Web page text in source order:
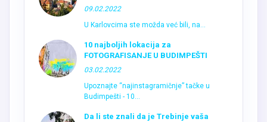
09.02.2022
U Karlovcima ste možda već bili, na...
10 najboljih lokacija za
FOTOGRAFISANJE U BUDIMPEŠTI
03.02.2022
Upoznajte “najinstagramičnje” tačke u
Budimpešti - 10...
Da li ste znali da je Trebinje vaša